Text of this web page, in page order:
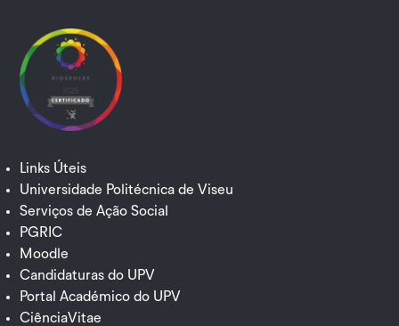
Links Úteis
Universidade Politécnica de Viseu
Serviços de Ação Social
PGRIC
Moodle
Candidaturas do UPV
Portal Académico do UPV
CiênciaVitae